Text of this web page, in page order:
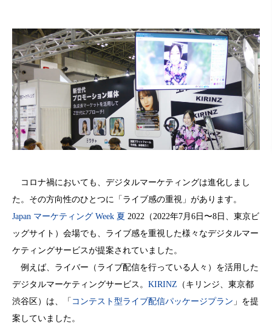
コロナ禍においても、デジタルマーケティングは進化しまし
た。その方向性のひとつに「ライブ感の重視」があります。
Japan マーケティング Week 夏 2022（2022年7月6日〜8日、東京ビ
ッグサイト）会場でも、ライブ感を重視した様々なデジタルマー
ケティングサービスが提案されていました。
例えば、ライバー（ライブ配信を行っている人々）を活用した
デジタルマーケティングサービス。 KIRINZ （キリンジ、東京都
渋谷区）は、「 コンテスト型ライブ配信パッケージプラン 」を提
案していました。